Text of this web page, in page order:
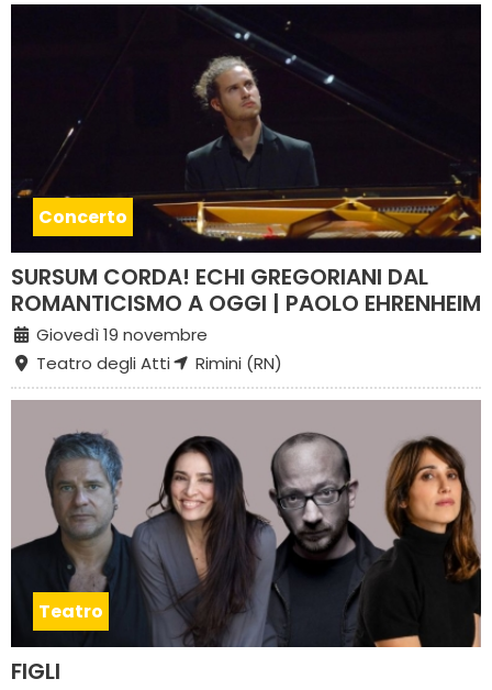
Concerto
SURSUM CORDA! ECHI GREGORIANI DAL
ROMANTICISMO A OGGI | PAOLO EHRENHEIM
Giovedì 19 novembre
Teatro degli Atti
Rimini (RN)
Teatro
FIGLI